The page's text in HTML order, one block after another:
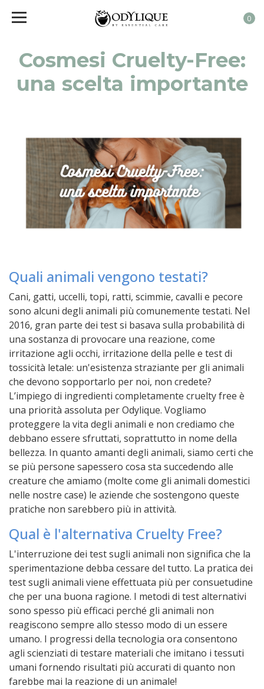
0
Cosmesi Cruelty-Free:
una scelta importante
Quali animali vengono testati?
Cani, gatti, uccelli, topi, ratti, scimmie, cavalli e pecore
sono alcuni degli animali più comunemente testati. Nel
2016, gran parte dei test si basava sulla probabilità di
una sostanza di provocare una reazione, come
irritazione agli occhi, irritazione della pelle e test di
tossicità letale: un'esistenza straziante per gli animali
che devono sopportarlo per noi, non credete?
L’impiego di ingredienti completamente cruelty free è
una priorità assoluta per Odylique. Vogliamo
proteggere la vita degli animali e non crediamo che
debbano essere sfruttati, soprattutto in nome della
bellezza. In quanto amanti degli animali, siamo certi che
se più persone sapessero cosa sta succedendo alle
creature che amiamo (molte come gli animali domestici
nelle nostre case) le aziende che sostengono queste
pratiche non sarebbero più in attività.
Qual è l'alternativa Cruelty Free?
L'interruzione dei test sugli animali non significa che la
sperimentazione debba cessare del tutto. La pratica dei
test sugli animali viene effettuata più per consuetudine
che per una buona ragione. I metodi di test alternativi
sono spesso più efficaci perché gli animali non
reagiscono sempre allo stesso modo di un essere
umano. I progressi della tecnologia ora consentono
agli scienziati di testare materiali che imitano i tessuti
umani fornendo risultati più accurati di quanto non
farebbe mai la reazione di un animale!